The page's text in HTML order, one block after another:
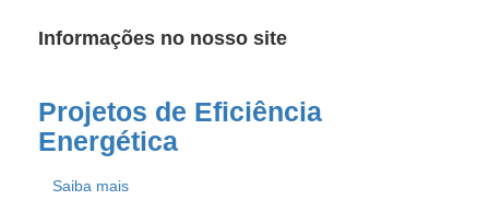
Informações no nosso site
Projetos de Eficiência
Energética
Saiba mais